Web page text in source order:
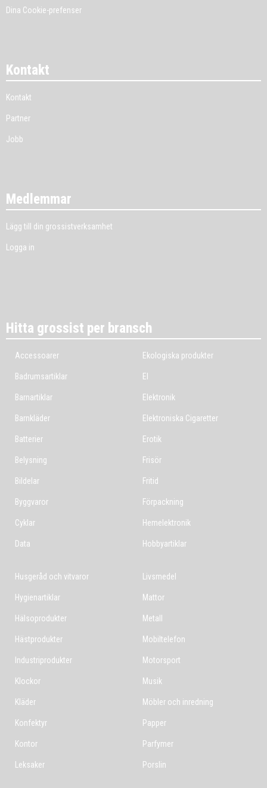
Dina Cookie-prefenser
Kontakt
Kontakt
Partner
Jobb
Medlemmar
Lägg till din grossistverksamhet
Logga in
Hitta grossist per bransch
Accessoarer
Badrumsartiklar
Barnartiklar
Barnkläder
Batterier
Belysning
Bildelar
Byggvaror
Cyklar
Data
Ekologiska produkter
El
Elektronik
Elektroniska Cigaretter
Erotik
Frisör
Fritid
Förpackning
Hemelektronik
Hobbyartiklar
Husgeråd och vitvaror
Hygienartiklar
Hälsoprodukter
Hästprodukter
Industriprodukter
Klockor
Kläder
Konfektyr
Kontor
Leksaker
Livsmedel
Mattor
Metall
Mobiltelefon
Motorsport
Musik
Möbler och inredning
Papper
Parfymer
Porslin